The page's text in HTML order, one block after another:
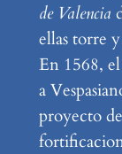
de Valencia
ellas torre
En 1568, el
a
proyecto